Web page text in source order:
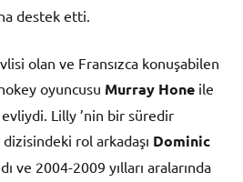
destek etti.
olan ve Fransızca konuşabilen
oyuncusu Murray Hone ile
evliydi. Lilly ’nin bir süredir
rol arkadaşı Dominic
ve 2004-2009 yılları aralarında